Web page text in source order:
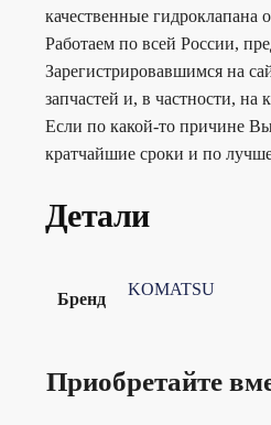
качественные гидроклапана
Работаем по всей России,
Зарегистрировавшимся на
запчастей и, в частности, на
Если по какой-то причине
кратчайшие сроки и по
Детали
Бренд
KOMATSU
Приобретайте